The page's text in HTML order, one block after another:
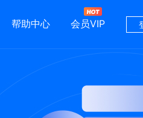
帮助中心 会员VIP